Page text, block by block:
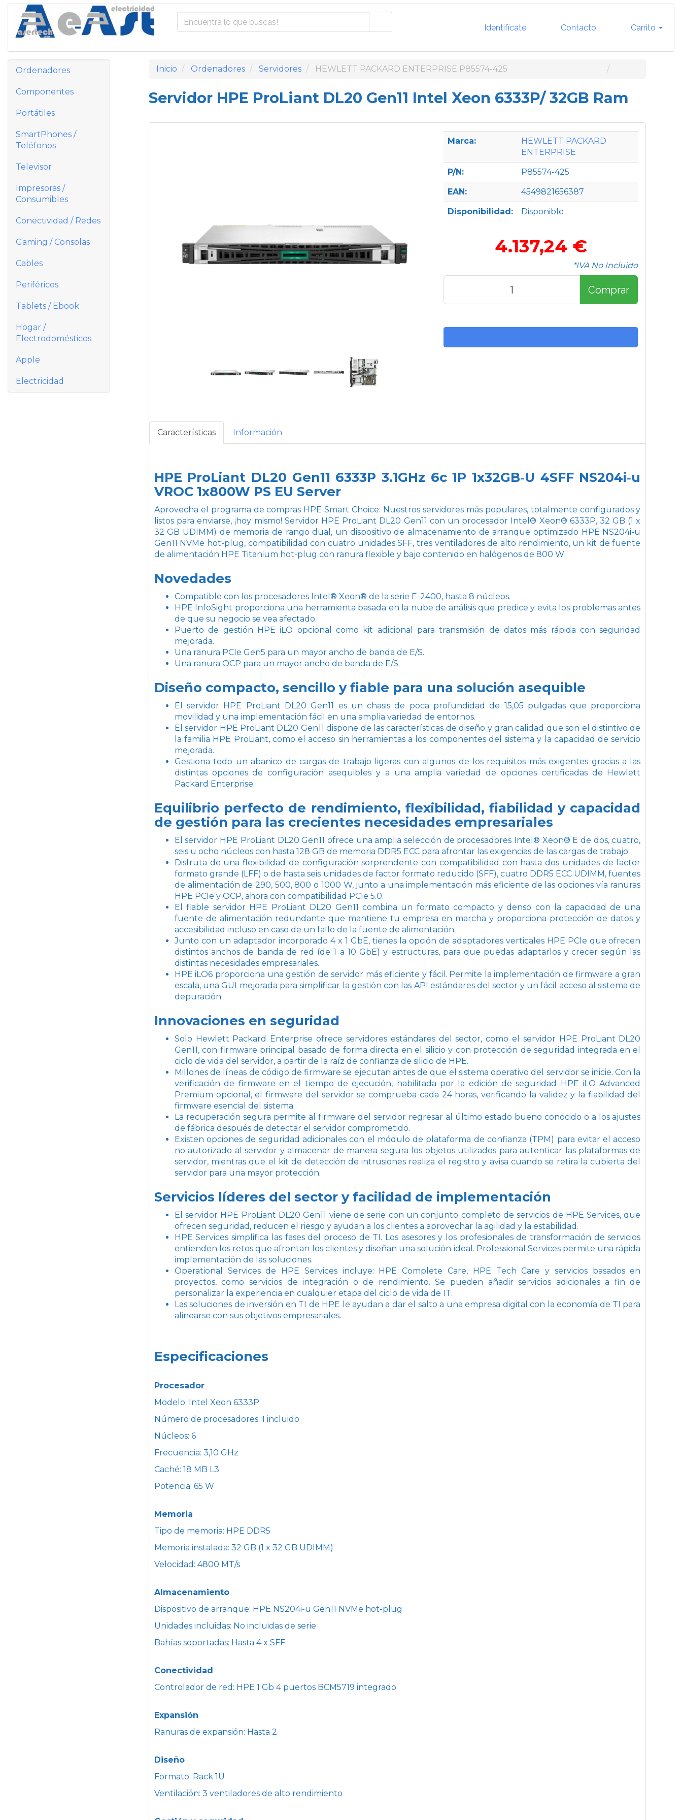
Identifícate Contacto Carrito
Ordenadores
Componentes
Portátiles
SmartPhones /
Teléfonos
Televisor
Impresoras /
Consumibles
Conectividad / Redes
Gaming / Consolas
Cables
Periféricos
Tablets / Ebook
Hogar /
Electrodomésticos
Apple
Electricidad
Inicio Ordenadores Servidores HEWLETT PACKARD ENTERPRISE P85574-425
Servidor HPE ProLiant DL20 Gen11 Intel Xeon 6333P/ 32GB Ram
Marca:
HEWLETT PACKARD
ENTERPRISE
P/N: P85574-425
EAN: 4549821656387
Disponibilidad: Disponible
4.137,24 €
*IVA No Incluido
Comprar
Características Información
HPE ProLiant DL20 Gen11 6333P 3.1GHz 6c 1P 1x32GB‑U 4SFF NS204i‑u
VROC 1x800W PS EU Server
Aprovecha el programa de compras HPE Smart Choice: Nuestros servidores más populares, totalmente configurados y
listos para enviarse, ¡hoy mismo! Servidor HPE ProLiant DL20 Gen11 con un procesador Intel® Xeon® 6333P, 32 GB (1 x
32 GB UDIMM) de memoria de rango dual, un dispositivo de almacenamiento de arranque optimizado HPE NS204i-u
Gen11 NVMe hot-plug, compatibilidad con cuatro unidades SFF, tres ventiladores de alto rendimiento, un kit de fuente
de alimentación HPE Titanium hot-plug con ranura flexible y bajo contenido en halógenos de 800 W
Novedades
Compatible con los procesadores Intel® Xeon® de la serie E-2400, hasta 8 núcleos.
HPE InfoSight proporciona una herramienta basada en la nube de análisis que predice y evita los problemas antes
de que su negocio se vea afectado.
Puerto de gestión HPE iLO opcional como kit adicional para transmisión de datos más rápida con seguridad
mejorada.
Una ranura PCIe Gen5 para un mayor ancho de banda de E/S.
Una ranura OCP para un mayor ancho de banda de E/S.
Diseño compacto, sencillo y fiable para una solución asequible
El servidor HPE ProLiant DL20 Gen11 es un chasis de poca profundidad de 15,05 pulgadas que proporciona
movilidad y una implementación fácil en una amplia variedad de entornos.
El servidor HPE ProLiant DL20 Gen11 dispone de las características de diseño y gran calidad que son el distintivo de
la familia HPE ProLiant, como el acceso sin herramientas a los componentes del sistema y la capacidad de servicio
mejorada.
Gestiona todo un abanico de cargas de trabajo ligeras con algunos de los requisitos más exigentes gracias a las
distintas opciones de configuración asequibles y a una amplia variedad de opciones certificadas de Hewlett
Packard Enterprise.
Equilibrio perfecto de rendimiento, flexibilidad, fiabilidad y capacidad
de gestión para las crecientes necesidades empresariales
El servidor HPE ProLiant DL20 Gen11 ofrece una amplia selección de procesadores Intel® Xeon® E de dos, cuatro,
seis u ocho núcleos con hasta 128 GB de memoria DDR5 ECC para afrontar las exigencias de las cargas de trabajo.
Disfruta de una flexibilidad de configuración sorprendente con compatibilidad con hasta dos unidades de factor
formato grande (LFF) o de hasta seis unidades de factor formato reducido (SFF), cuatro DDR5 ECC UDIMM, fuentes
de alimentación de 290, 500, 800 o 1000 W, junto a una implementación más eficiente de las opciones vía ranuras
HPE PCIe y OCP, ahora con compatibilidad PCIe 5.0.
El fiable servidor HPE ProLiant DL20 Gen11 combina un formato compacto y denso con la capacidad de una
fuente de alimentación redundante que mantiene tu empresa en marcha y proporciona protección de datos y
accesibilidad incluso en caso de un fallo de la fuente de alimentación.
Junto con un adaptador incorporado 4 x 1 GbE, tienes la opción de adaptadores verticales HPE PCle que ofrecen
distintos anchos de banda de red (de 1 a 10 GbE) y estructuras, para que puedas adaptarlos y crecer según las
distintas necesidades empresariales.
HPE iLO6 proporciona una gestión de servidor más eficiente y fácil. Permite la implementación de firmware a gran
escala, una GUI mejorada para simplificar la gestión con las API estándares del sector y un fácil acceso al sistema de
depuración.
Innovaciones en seguridad
Solo Hewlett Packard Enterprise ofrece servidores estándares del sector, como el servidor HPE ProLiant DL20
Gen11, con firmware principal basado de forma directa en el silicio y con protección de seguridad integrada en el
ciclo de vida del servidor, a partir de la raíz de confianza de silicio de HPE.
Millones de líneas de código de firmware se ejecutan antes de que el sistema operativo del servidor se inicie. Con la
verificación de firmware en el tiempo de ejecución, habilitada por la edición de seguridad HPE iLO Advanced
Premium opcional, el firmware del servidor se comprueba cada 24 horas, verificando la validez y la fiabilidad del
firmware esencial del sistema.
La recuperación segura permite al firmware del servidor regresar al último estado bueno conocido o a los ajustes
de fábrica después de detectar el servidor comprometido.
Existen opciones de seguridad adicionales con el módulo de plataforma de confianza (TPM) para evitar el acceso
no autorizado al servidor y almacenar de manera segura los objetos utilizados para autenticar las plataformas de
servidor, mientras que el kit de detección de intrusiones realiza el registro y avisa cuando se retira la cubierta del
servidor para una mayor protección.
Servicios líderes del sector y facilidad de implementación
El servidor HPE ProLiant DL20 Gen11 viene de serie con un conjunto completo de servicios de HPE Services, que
ofrecen seguridad, reducen el riesgo y ayudan a los clientes a aprovechar la agilidad y la estabilidad.
HPE Services simplifica las fases del proceso de TI. Los asesores y los profesionales de transformación de servicios
entienden los retos que afrontan los clientes y diseñan una solución ideal. Professional Services permite una rápida
implementación de las soluciones.
Operational Services de HPE Services incluye: HPE Complete Care, HPE Tech Care y servicios basados en
proyectos, como servicios de integración o de rendimiento. Se pueden añadir servicios adicionales a fin de
personalizar la experiencia en cualquier etapa del ciclo de vida de IT.
Las soluciones de inversión en TI de HPE le ayudan a dar el salto a una empresa digital con la economía de TI para
alinearse con sus objetivos empresariales.
Especificaciones
Procesador
Modelo: Intel Xeon 6333P
Número de procesadores: 1 incluido
Núcleos: 6
Frecuencia: 3,10 GHz
Caché: 18 MB L3
Potencia: 65 W
Memoria
Tipo de memoria: HPE DDR5
Memoria instalada: 32 GB (1 x 32 GB UDIMM)
Velocidad: 4800 MT/s
Almacenamiento
Dispositivo de arranque: HPE NS204i-u Gen11 NVMe hot-plug
Unidades incluidas: No incluidas de serie
Bahías soportadas: Hasta 4 x SFF
Conectividad
Controlador de red: HPE 1 Gb 4 puertos BCM5719 integrado
Expansión
Ranuras de expansión: Hasta 2
Diseño
Formato: Rack 1U
Ventilación: 3 ventiladores de alto rendimiento